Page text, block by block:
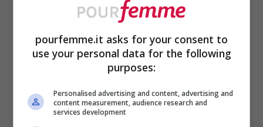
dell’Unione Europea sulla sicurezza
alimentare (EFSA). A questo volume, che si
aggira intorno agli otto bicchieri al giorno,
bisogna aggiungere 300 mL
l’idea un bicchiere e mezzo in più di prima.
pourfemme.it asks for your consent to
use your personal data for the following
purposes:
Personalised advertising and content, advertising and
content measurement, audience research and
services development